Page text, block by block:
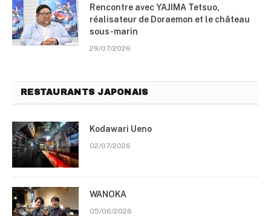
Rencontre avec YAJIMA Tetsuo,
réalisateur de Doraemon et le château
sous-marin
29/07/2026
RESTAURANTS JAPONAIS
Kodawari Ueno
02/07/2026
WANOKA
05/06/2026